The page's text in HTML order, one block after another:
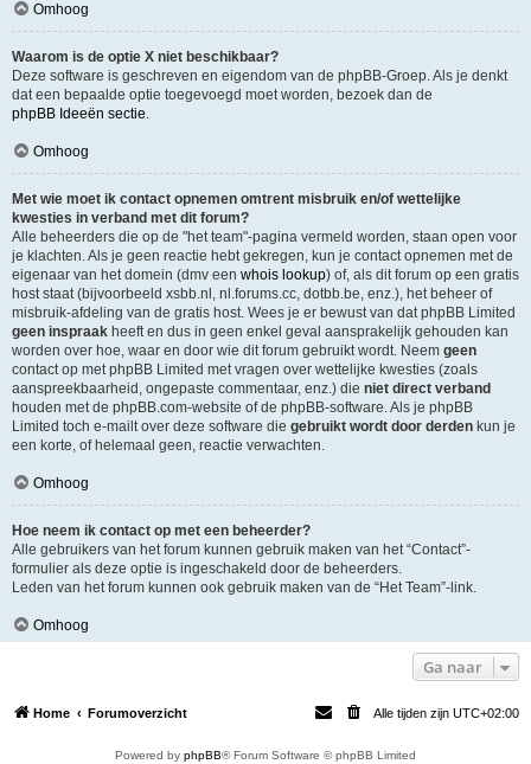
Omhoog
Waarom is de optie X niet beschikbaar?
Deze software is geschreven en eigendom van de phpBB-Groep. Als je denkt
dat een bepaalde optie toegevoegd moet worden, bezoek dan de
phpBB Ideeën sectie.
Omhoog
Met wie moet ik contact opnemen omtrent misbruik en/of wettelijke
kwesties in verband met dit forum?
Alle beheerders die op de "het team"-pagina vermeld worden, staan open voor
je klachten. Als je geen reactie hebt gekregen, kun je contact opnemen met de
eigenaar van het domein (dmv een whois lookup) of, als dit forum op een gratis
host staat (bijvoorbeeld xsbb.nl, nl.forums.cc, dotbb.be, enz.), het beheer of
misbruik-afdeling van de gratis host. Wees je er bewust van dat phpBB Limited
geen inspraak heeft en dus in geen enkel geval aansprakelijk gehouden kan
worden over hoe, waar en door wie dit forum gebruikt wordt. Neem geen
contact op met phpBB Limited met vragen over wettelijke kwesties (zoals
aanspreekbaarheid, ongepaste commentaar, enz.) die niet direct verband
houden met de phpBB.com-website of de phpBB-software. Als je phpBB
Limited toch e-mailt over deze software die gebruikt wordt door derden kun je
een korte, of helemaal geen, reactie verwachten.
Omhoog
Hoe neem ik contact op met een beheerder?
Alle gebruikers van het forum kunnen gebruik maken van het “Contact”-
formulier als deze optie is ingeschakeld door de beheerders.
Leden van het forum kunnen ook gebruik maken van de “Het Team”-link.
Omhoog
Ga naar
Home Forumoverzicht Alle tijden zijn UTC+02:00
Powered by phpBB® Forum Software © phpBB Limited